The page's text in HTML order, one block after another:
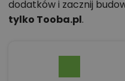
dodatków i zacznij
tylko Tooba.pl.